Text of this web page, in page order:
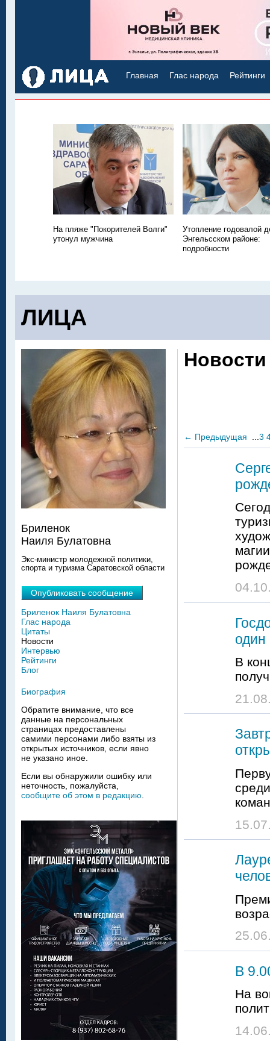
Главная Глас народа Рейтинги
На пляже "Покорителей Волги"
утонул мужчина
Утопление годовалой
Энгельсском районе:
подробности
ЛИЦА
Новости
← Предыдущая 3
один
В
В
На
Бриленок
Наиля Булатовна
Экс-министр молодежной политики,
спорта и туризма Саратовской области
Опубликовать сообщение
Бриленок Наиля Булатовна
Глас народа
Цитаты
Новости
Интервью
Рейтинги
Блог
Биография
Обратите внимание, что все
данные на персональных
страницах предоставлены
самими персонами либо взяты из
открытых источников, если явно
не указано иное.
Если вы обнаружили ошибку или
неточность, пожалуйста,
сообщите об этом в редакцию